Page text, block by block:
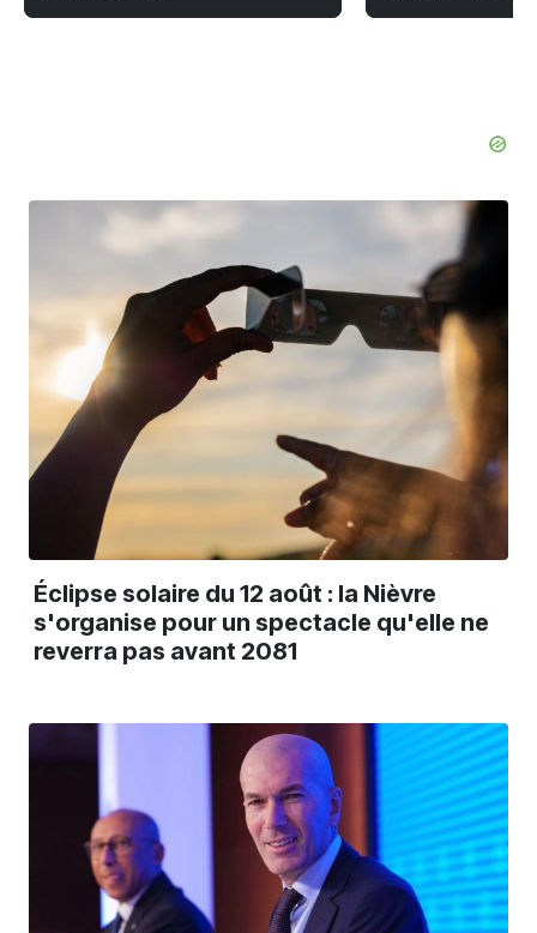
Éclipse solaire du 12 août : la Nièvre
s'organise pour un spectacle qu'elle ne
reverra pas avant 2081